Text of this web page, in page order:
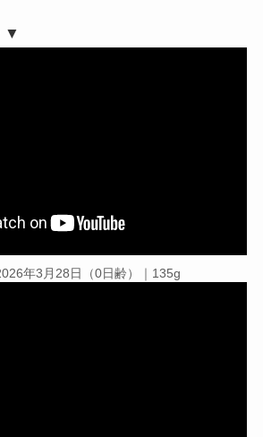
▼
年3月28日（0日齢）｜135g